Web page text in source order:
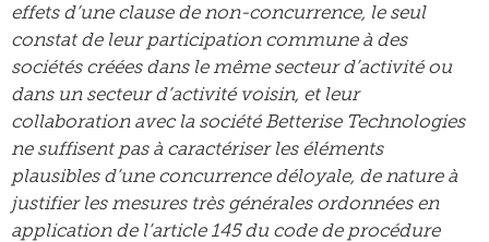
effets d’une clause de non-concurrence, le seul
constat de leur participation commune à des
sociétés créées dans le même secteur d’activité ou
dans un secteur d’activité voisin, et leur
collaboration avec la société Betterise Technologies
ne suffisent pas à caractériser les éléments
plausibles d’une concurrence déloyale, de nature à
justifier les mesures très générales ordonnées en
application de l’article 145 du code de procédure